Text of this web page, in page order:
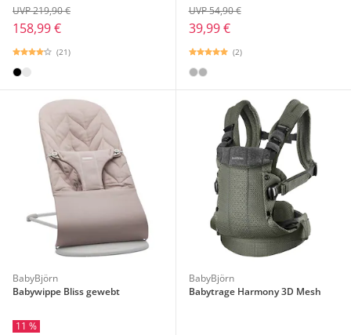
158,99 €
UVP 219,90 €
(21)
39,99 €
UVP 54,90 €
(2)
BabyBjörn
Babywippe Bliss gewebt
11 %
BabyBjörn
Babytrage Harmony 3D Mesh